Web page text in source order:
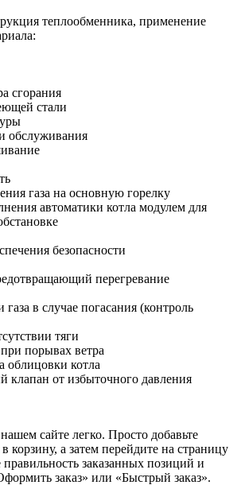
теплообменника, применение
сгорания
стали
обслуживания
газа на основную горелку
автоматики котла модулем для
безопасности
перегревание
в случае погасания (контроль
тяги
порывах ветра
облицовки котла
клапан от избыточного давления
сайте легко. Просто добавьте
корзину, а затем перейдите на страницу
правильность заказанных позиций и
заказ» или «Быстрый заказ».